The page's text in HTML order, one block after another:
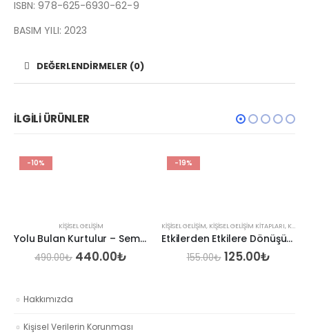
ISBN: 978-625-6930-62-9
BASIM YILI: 2023
DEĞERLENDIRMELER (0)
İLGILI ÜRÜNLER
-10%
KIŞISEL GELIŞIM
Yolu Bulan Kurtulur – Sema Su Ekizoğlu
490.00₺ Orijinal
440.00₺
-19%
KIŞISEL GELIŞIM, KIŞISEL GELIŞIM KITAPLARI, KITAPLARIMIZ
Etkilerden Etkilere Dönüşüm – Süleyman Subatan
155.00₺ Orijinal
125.00₺Şu
Hakkımızda
Kişisel Verilerin Korunması